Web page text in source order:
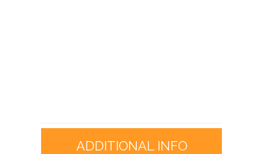
ADDITIONAL INFO